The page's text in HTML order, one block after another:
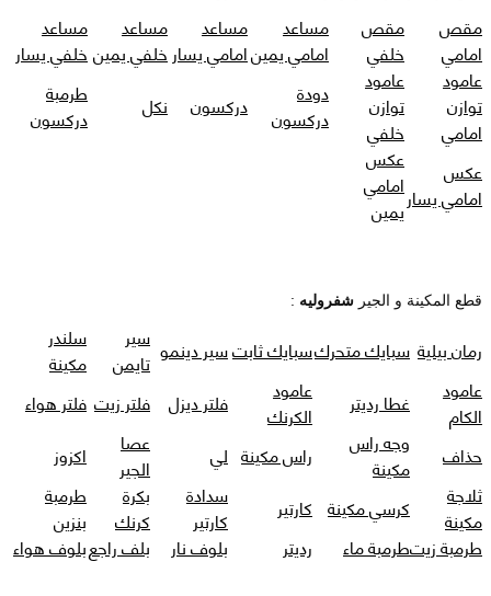
مقص
امامي
مقص
خلفي
مساعد
امامي يمين
مساعد
امامي يسار
مساعد
خلفي يمين
مساعد
خلفي يسار
عامود
توازن
امامي
عامود
توازن
خلفي
دودة
دركسون
دركسون نكل
طرمبة
دركسون
عكس
امامي يسار
عكس
امامي
يمين
قطع المكينة و الجير شفروليه :
رمان بيلية سبايك متحركسبايك ثابتسير دينمو سير
تايمن
سلندر
مكينة
عامود
الكام
غطا رديتر
عامود
الكرنك
فلتر ديزل فلتر زيت فلتر هواء
حذاف
وجه راس
مكينة
راس مكينة لي
عصا
الجير
اكزوز
ثلاجة
مكينة
كرسي مكينة كارتير
سدادة
كارتير
بكرة
كرنك
طرمبة
بنزين
طرمبة زيتطرمبة ماء رديتر بلوف نار بلف راجعبلوف هواء